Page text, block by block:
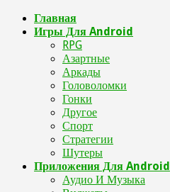
Главная
Игры Для Android
RPG
Азартные
Аркады
Головоломки
Гонки
Другое
Спорт
Стратегии
Шутеры
Приложения Для Android
Аудио И Музыка